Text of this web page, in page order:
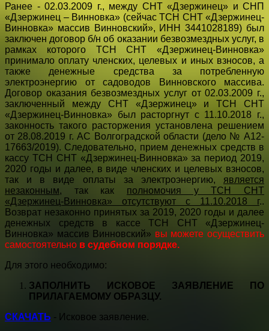
Ранее - 02.03.2009 г., между СНТ «Дзержинец» и СНП
«Дзержинец – Винновка» (сейчас ТСН СНТ «Дзержинец-
Винновка» массив Винновский», ИНН 3441028189) был
заключен договор б/н об оказании безвозмездных услуг, в
рамках которого ТСН СНТ «Дзержинец-Винновка»
принимало оплату членских, целевых и иных взносов, а
также денежные средства за потребленную
электроэнергию от садоводов Винновского массива.
Договор оказания безвозмездных услуг от 02.03.2009 г.,
заключенный между СНТ «Дзержинец» и ТСН СНТ
«Дзержинец-Винновка» был расторгнут с 11.10.2018 г.,
законность такого расторжения установлена решением
от 28.08.2019 г. АС Волгоградской области (дело № А12-
17663/2019). Следовательно, прием денежных средств в
кассу ТСН СНТ «Дзержинец-Винновка» за период 2019,
2020 годы и далее, в виде членских и целевых взносов,
так и в виде оплаты за электроэнергию, является
незаконным, так как полномочия у ТСН СНТ
«Дзержинец-Винновка» отсутствуют с 11.10.2018 г..
Возврат незаконно принятых за 2019, 2020 годы и далее
денежных средств в кассе ТСН СНТ «Дзержинец-
Винновка» массив Винновский» вы можете осуществить
самостоятельно в судебном порядке.
Для этого необходимо:
ЗАПОЛНИТЬ ИСКОВОЕ ЗАЯВЛЕНИЕ ПО
ПРИЛАГАЕМОМУ ОБРАЗЦУ.
СКАЧАТЬ - Исковое заявление.